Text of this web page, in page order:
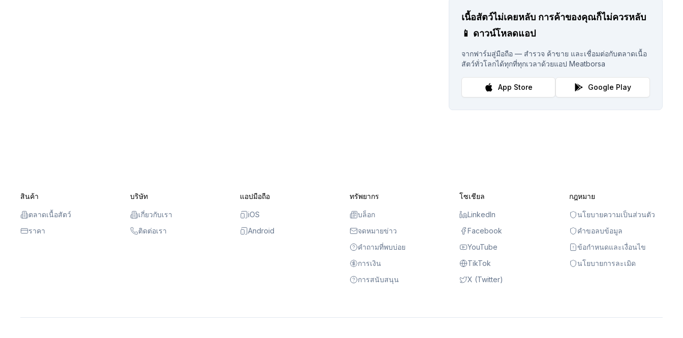
เนื้อสัตว์ไม่เคยหลับ การค้าของคุณก็ไม่ควรหลับ
📱 ดาวน์โหลดแอป
จากฟาร์มสู่มือถือ — สำรวจ ค้าขาย และเชื่อมต่อกับตลาดเนื้อ
สัตว์ทั่วโลกได้ทุกที่ทุกเวลาด้วยแอป Meatborsa
App Store Google Play
สินค้า
ตลาดเนื้อสัตว์
ราคา
บริษัท
เกี่ยวกับเรา
ติดต่อเรา
แอปมือถือ
iOS
Android
ทรัพยากร
บล็อก
จดหมายข่าว
คำถามที่พบบ่อย
การเงิน
การสนับสนุน
โซเชียล
LinkedIn
Facebook
YouTube
TikTok
X (Twitter)
กฎหมาย
นโยบายความเป็นส่วนตัว
คำขอลบข้อมูล
ข้อกำหนดและเงื่อนไข
นโยบายการละเมิด